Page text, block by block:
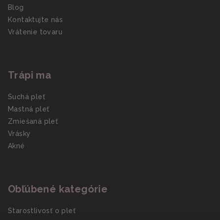
Blog
Kontaktujte nás
Vrátenie tovaru
Trápi ma
Suchá pleť
Mastná pleť
Zmiešaná pleť
Vrásky
Akné
Obľúbené kategórie
Starostlivosť o pleť